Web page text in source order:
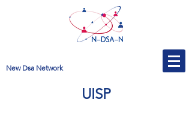
New Dsa Network
UISP